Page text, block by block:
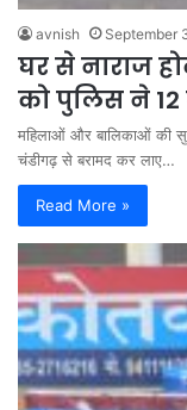
avnish September
घर से नाराज
को पुलिस ने
महिलाओं और बालिकाओं की
चंडीगढ़ से बरामद कर लाए…
Read More »